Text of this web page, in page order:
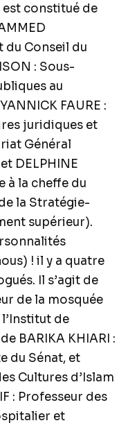
constitué de
du Conseil du
: Sous-
au
FAURE :
juridiques et
Général
DELPHINE
à la cheffe du
la Stratégie-
supérieur).
! il y a quatre
Il s’agit de
de la mosquée
de
BARIKA KHIARI :
du Sénat, et
Cultures d’Islam
: Professeur des
et